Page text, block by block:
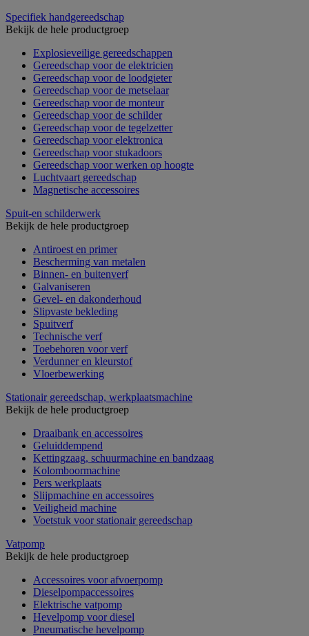
Specifiek handgereedschap
Bekijk de hele productgroep
Explosieveilige gereedschappen
Gereedschap voor de elektricien
Gereedschap voor de loodgieter
Gereedschap voor de metselaar
Gereedschap voor de monteur
Gereedschap voor de schilder
Gereedschap voor de tegelzetter
Gereedschap voor elektronica
Gereedschap voor stukadoors
Gereedschap voor werken op hoogte
Luchtvaart gereedschap
Magnetische accessoires
Spuit-en schilderwerk
Bekijk de hele productgroep
Antiroest en primer
Bescherming van metalen
Binnen- en buitenverf
Galvaniseren
Gevel- en dakonderhoud
Slipvaste bekleding
Spuitverf
Technische verf
Toebehoren voor verf
Verdunner en kleurstof
Vloerbewerking
Stationair gereedschap, werkplaatsmachine
Bekijk de hele productgroep
Draaibank en accessoires
Geluiddempend
Kettingzaag, schuurmachine en bandzaag
Kolomboormachine
Pers werkplaats
Slijpmachine en accessoires
Veiligheid machine
Voetstuk voor stationair gereedschap
Vatpomp
Bekijk de hele productgroep
Accessoires voor afvoerpomp
Dieselpompaccessoires
Elektrische vatpomp
Hevelpomp voor diesel
Pneumatische hevelpomp